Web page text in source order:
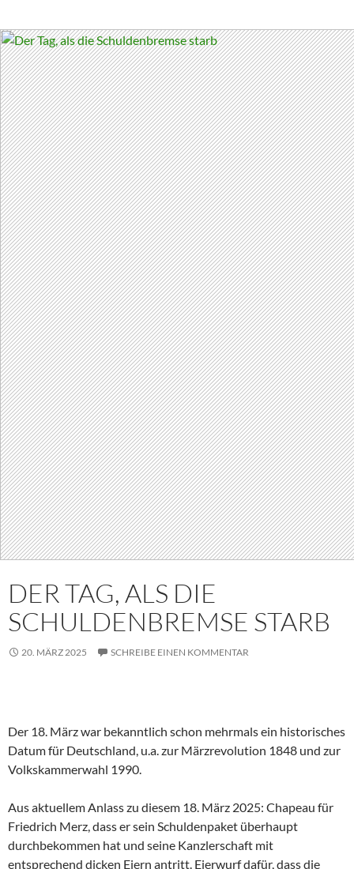
DER TAG, ALS DIE
SCHULDENBREMSE STARB
20. MÄRZ 2025 SCHREIBE EINEN KOMMENTAR
Der 18. März war bekanntlich schon mehrmals ein historisches
Datum für Deutschland, u.a. zur Märzrevolution 1848 und zur
Volkskammerwahl 1990.
Aus aktuellem Anlass zu diesem 18. März 2025: Chapeau für
Friedrich Merz, dass er sein Schuldenpaket überhaupt
durchbekommen hat und seine Kanzlerschaft mit
entsprechend dicken Eiern antritt. Eierwurf dafür, dass die